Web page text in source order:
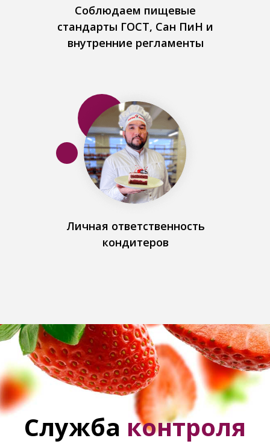
Соблюдаем пищевые
стандарты ГОСТ, Сан ПиН и
внутренние регламенты
Личная ответственность
кондитеров
Служба контроля